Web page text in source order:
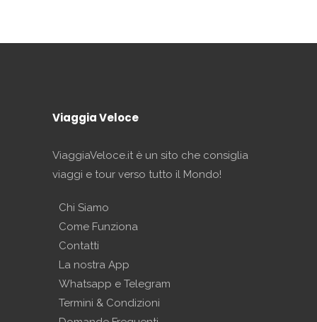
Viaggia Veloce
ViaggiaVeloce.it è un sito che consiglia
viaggi e tour verso tutto il Mondo!
Chi Siamo
Come Funziona
Contatti
La nostra App
Whatsapp e Telegram
Termini & Condizioni